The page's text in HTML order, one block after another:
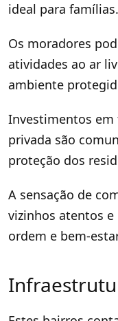
ideal para famílias.
Os moradores
atividades ao ar
ambiente
Investimentos em
privada são
proteção dos
A sensação de
vizinhos atentos
ordem e bem-